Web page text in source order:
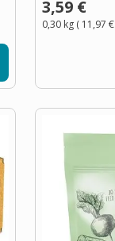
3,59 €
0,30 kg ( 11,97 €